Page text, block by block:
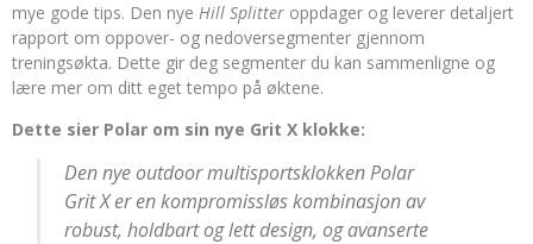
mye gode tips. Den nye Hill Splitter oppdager og leverer detaljert
rapport om oppover- og nedoversegmenter gjennom
treningsøkta. Dette gir deg segmenter du kan sammenligne og
lære mer om ditt eget tempo på øktene.
Dette sier Polar om sin nye Grit X klokke:
Den nye outdoor multisportsklokken Polar
Grit X er en kompromissløs kombinasjon av
robust, holdbart og lett design, og avanserte